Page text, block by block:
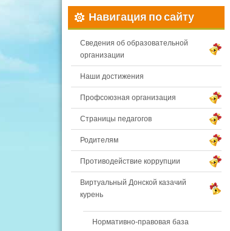
Навигация по сайту
Сведения об образовательной
организации
Наши достижения
Профсоюзная организация
Страницы педагогов
Родителям
Противодействие коррупции
Виртуальный Донской казачий
курень
Нормативно-правовая база